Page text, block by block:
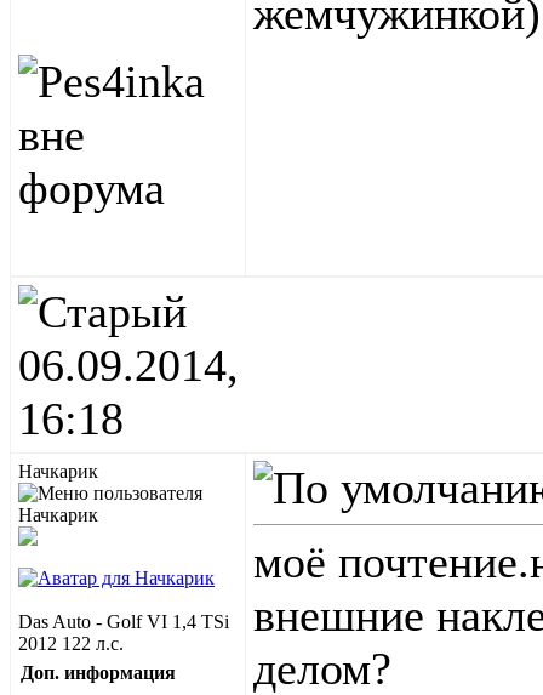
жемчужинкой)
06.09.2014,
16:18
Начкарик
Das Auto - Golf VI 1,4 TSi
2012 122 л.с.
Доп. информация
моё
внешние
делом?